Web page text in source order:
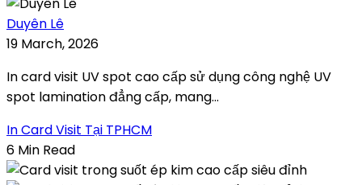
Duyên Lê
19 March, 2026
In card visit UV spot cao cấp sử dụng công nghệ UV
spot lamination đẳng cấp, mang...
In Card Visit Tại TPHCM
6 Min Read